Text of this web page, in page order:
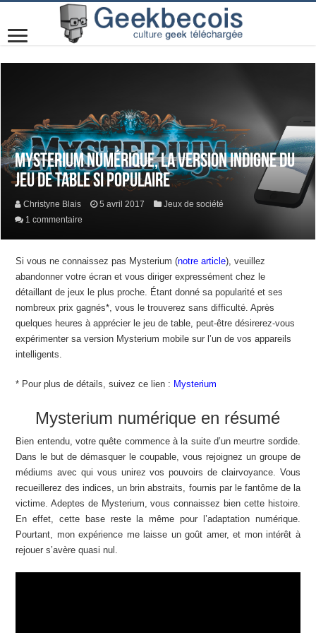
Mysterium numérique, la version indigne du
jeu de table si populaire
Christyne Blais 5 avril 2017
Jeux de société
1 commentaire
Si vous ne connaissez pas Mysterium (notre article), veuillez
abandonner votre écran et vous diriger expressément chez le
détaillant de jeux le plus proche. Étant donné sa popularité et ses
nombreux prix gagnés*, vous le trouverez sans difficulté. Après
quelques heures à apprécier le jeu de table, peut-être désirerez-vous
expérimenter sa version Mysterium mobile sur l’un de vos appareils
intelligents.
* Pour plus de détails, suivez ce lien : Mysterium
Mysterium numérique en résumé
Bien entendu, votre quête commence à la suite d’un meurtre sordide.
Dans le but de démasquer le coupable, vous rejoignez un groupe de
médiums avec qui vous unirez vos pouvoirs de clairvoyance. Vous
recueillerez des indices, un brin abstraits, fournis par le fantôme de la
victime. Adeptes de Mysterium, vous connaissez bien cette histoire.
En effet, cette base reste la même pour l’adaptation numérique.
Pourtant, mon expérience me laisse un goût amer, et mon intérêt à
rejouer s’avère quasi nul.